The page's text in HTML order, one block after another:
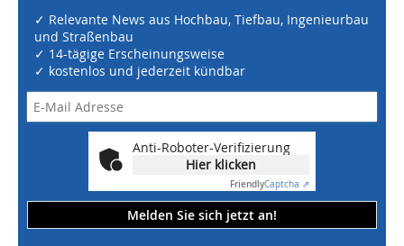
✓ Relevante News aus Hochbau, Tiefbau, Ingenieurbau
und Straßenbau
✓ 14-tägige Erscheinungsweise
✓ kostenlos und jederzeit kündbar
Anti-Roboter-Verifizierung
Hier klicken
FriendlyCaptcha ⇗
Melden Sie sich jetzt an!